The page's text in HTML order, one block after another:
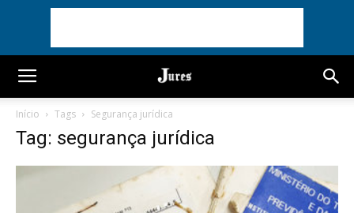
Início Tags Segurança jurídica
Tag: segurança jurídica